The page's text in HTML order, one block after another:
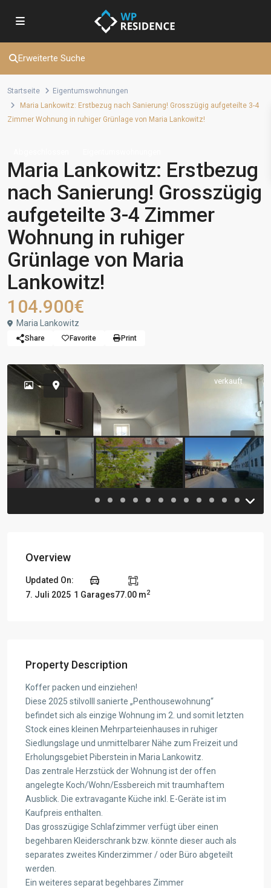
Erweiterte Suche
Startseite
Eigentumswohnungen
Maria Lankowitz: Erstbezug nach Sanierung! Grosszügig aufgeteilte 3-4
Zimmer Wohnung in ruhiger Grünlage von Maria Lankowitz!
Maria Lankowitz: Erstbezug
nach Sanierung! Grosszügig
aufgeteilte 3-4 Zimmer
Wohnung in ruhiger
Grünlage von Maria
Lankowitz!
104.900€
Maria Lankowitz
Share Favorite Print
verkauft
Previous
Overview
Updated On:
7. Juli 2025 1 Garages77.00 m2
Property Description
Koffer packen und einziehen!
Diese 2025 stilvolll sanierte „Penthousewohnung“
befindet sich als einzige Wohnung im 2. und somit letzten
Stock eines kleinen Mehrparteienhauses in ruhiger
Siedlungslage und unmittelbarer Nähe zum Freizeit und
Erholungsgebiet Piberstein in Maria Lankowitz.
Das zentrale Herzstück der Wohnung ist der offen
angelegte Koch/Wohn/Essbereich mit traumhaftem
Ausblick. Die extravagante Küche inkl. E-Geräte ist im
Kaufpreis enthalten.
Das grosszügige Schlafzimmer verfügt über einen
begehbaren Kleiderschrank bzw. könnte dieser auch als
separates zweites Kinderzimmer / oder Büro abgeteilt
werden.
Ein weiteres separat begehbares Zimmer